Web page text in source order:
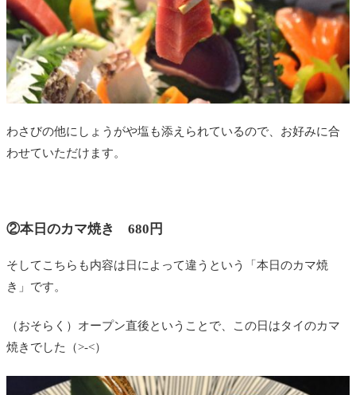
わさびの他にしょうがや塩も添えられているので、お好みに合
わせていただけます。
②本日のカマ焼き 680円
そしてこちらも内容は日によって違うという「本日のカマ焼
き」です。
（おそらく）オープン直後ということで、この日はタイのカマ
焼きでした（>-<）